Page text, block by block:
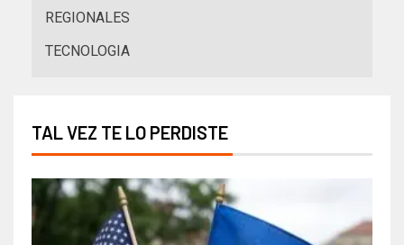
REGIONALES
TECNOLOGIA
TAL VEZ TE LO PERDISTE